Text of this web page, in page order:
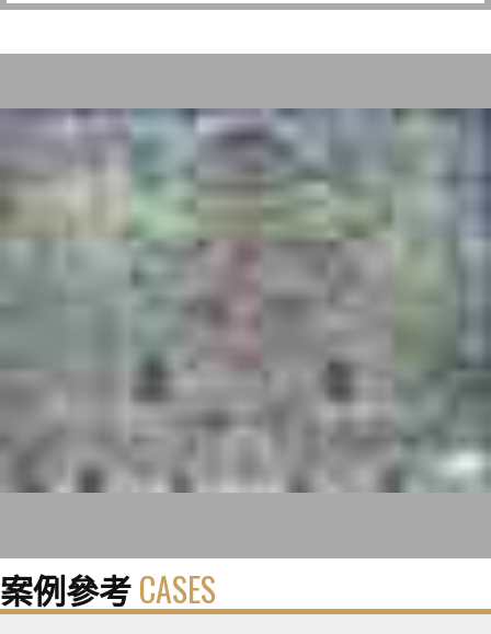
案例參考CASES